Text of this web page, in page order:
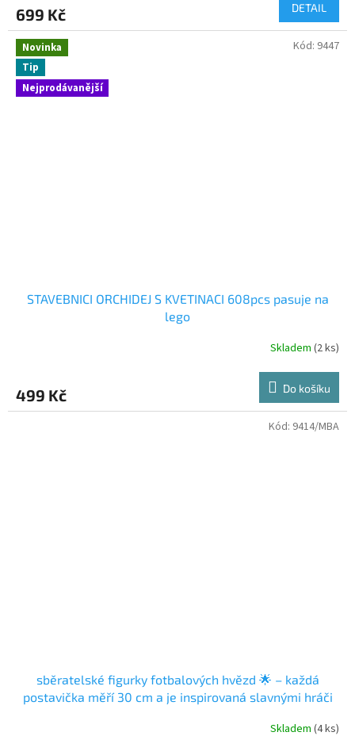
699 Kč DETAIL
Novinka
Tip
Nejprodávanější
STAVEBNICI ORCHIDEJ S KVETINACI 608pcs pasuje na
lego
Skladem (2 ks)
499 Kč Do košíku
Kód: 9447
sběratelské figurky fotbalových hvězd 🌟 – každá
postavička měří 30 cm a je inspirovaná slavnými hráči
Skladem (4 ks)
Kód: 9414/MBA